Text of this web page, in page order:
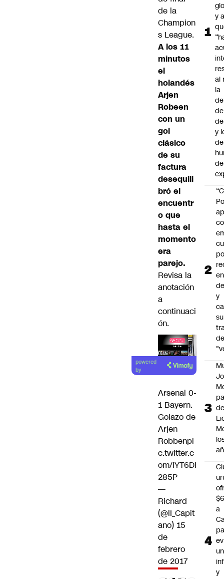
de la
Champion
s League.
A los 11
minutos
el
holandés
Arjen
Robeen
con un
gol
clásico
de su
factura
desequili
bró el
encuentr
o que
hasta el
momento
era
parejo.
Revisa la
anotación
a
continuaci
ón.
Lea el
artículo
powered
by
Arsenal 0-
1 Bayern.
Golazo de
Arjen
Robbenpi
c.twitter.c
om/lYT6Dl
285P
—
Richard
(@lI_Capit
ano) 15
de
febrero
de 2017
y
al
la
y
y
su
de
de
a
y